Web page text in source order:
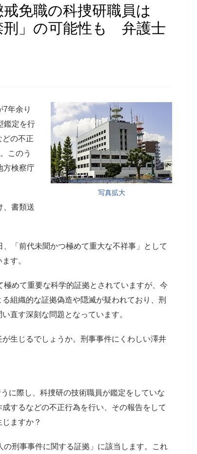
免職の科捜研職員は
刑」の可能性も 弁護士
写真拡大
年余り
鑑定を行
どの不正
このう
方検察庁
、書類送
「前代未聞かつ極めて重大な不祥事」として
す。
めて重要な科学的証拠とされていますが、今
組織的な証拠偽造や隠滅が疑われており、刑
直す深刻な問題となっています。
生じるでしょうか。刑事事件にくわしい澤井
に際し、科捜研の技術職員が鑑定をしていな
するなどの不正行為を行い、その報告をして
ますか？
刑事事件に関する証拠」に該当します。これ